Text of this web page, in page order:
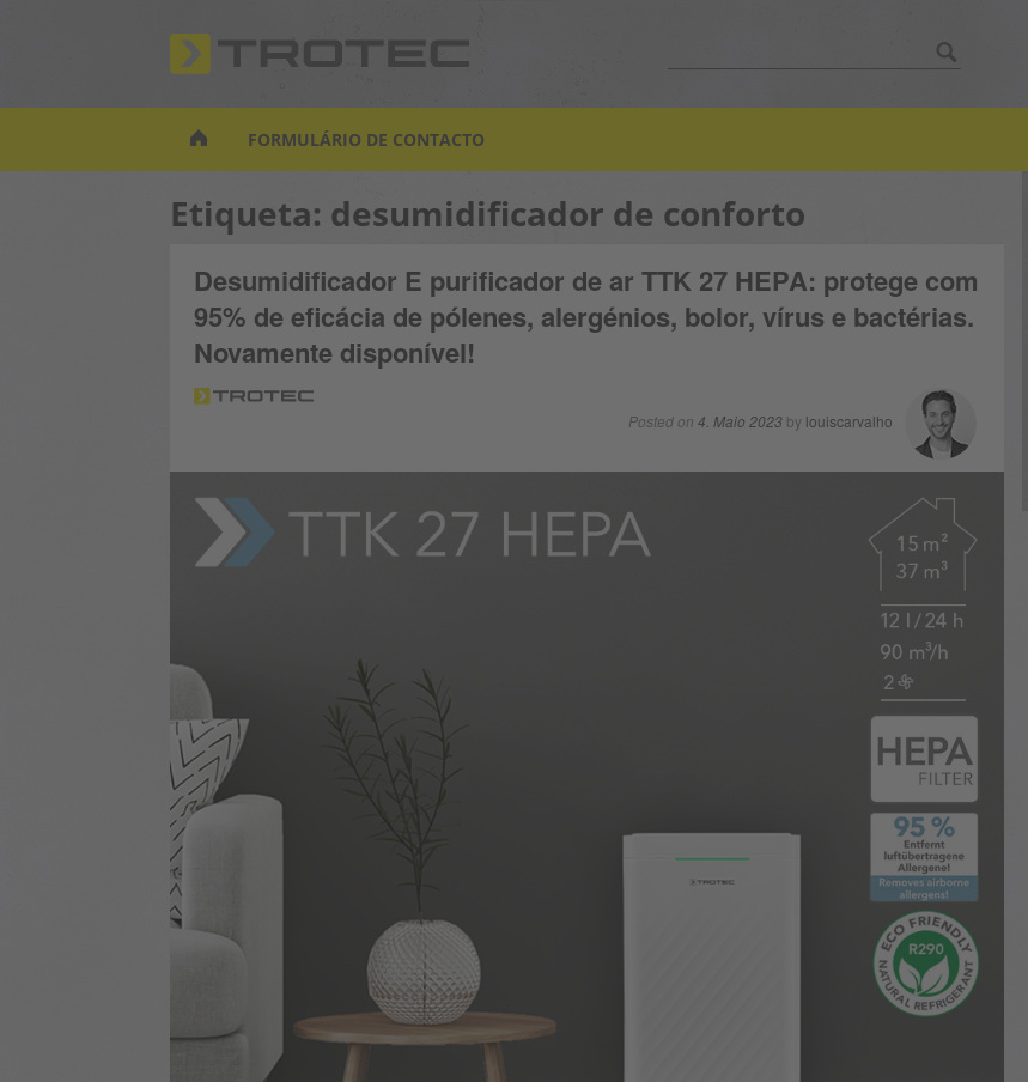
m
FORMULÁRIO DE CONTACTO
Etiqueta: desumidificador de conforto
Desumidificador E purificador de ar TTK 27 HEPA: protege com
95% de eficácia de pólenes, alergénios, bolor, vírus e bactérias.
Novamente disponível!
Posted on 4. Maio 2023by louiscarvalho